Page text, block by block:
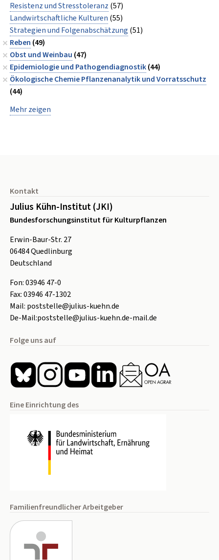
Resistenz und Stresstoleranz (57)
Landwirtschaftliche Kulturen (55)
Strategien und Folgenabschätzung (51)
Reben (49)
Obst und Weinbau (47)
Epidemiologie und Pathogendiagnostik(44)
Ökologische Chemie Pflanzenanalytik und Vorratsschutz
(44)
Mehr zeigen
Kontakt
Julius Kühn-Institut (JKI)
Bundesforschungsinstitut für Kulturpflanzen
Erwin-Baur-Str. 27
06484Quedlinburg
Deutschland
Fon:03946 47-0
Fax:03946 47-1302
Mail: poststelle@julius-kuehn.de
De-Mail:poststelle@julius-kuehn.de-mail.de
Folge uns auf
Eine Einrichtung des
Familienfreundlicher Arbeitgeber